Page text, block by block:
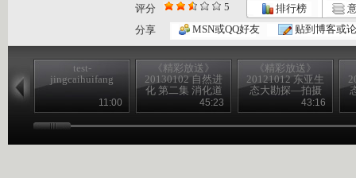
评分 5 排行榜
分享
MSN或QQ好友 贴到博客或
test-
jingcaihuifang
11:00
《精彩放送》
20130102 自然进
化 第二集 消化道
45:23
《精彩放送》
20121012 东亚生
态大勘探—拍摄
43:16